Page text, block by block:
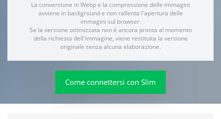
La conversione in Webp e la compressione delle immagini
avviene in background e non rallenta l'apertura delle
immagini sul browser.
Se la versione ottimizzata non è ancora pronta al momento
della richiesta dell'immagine, viene restituita la versione
originale senza alcuna elaborazione.
Come connettersi con Slim